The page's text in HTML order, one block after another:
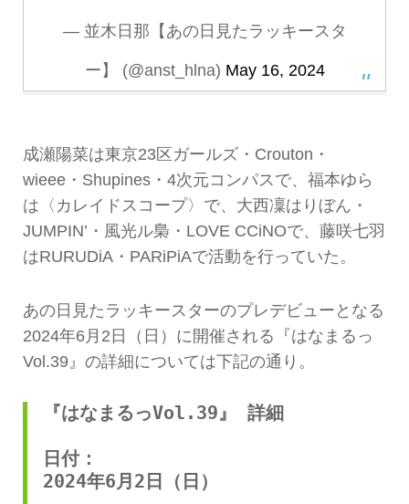
— 並木日那【あの日見たラッキースタ
ー】 (@anst_hlna) May 16, 2024
成瀬陽菜は東京23区ガールズ・Crouton・
wieee・Shupines・4次元コンパスで、福本ゆら
は〈カレイドスコープ〉で、大西凜はりぼん・
JUMPIN’・風光ル梟・LOVE CCiNOで、藤咲七羽
はRURUDiA・PARiPiAで活動を行っていた。
あの日見たラッキースターのプレデビューとなる
2024年6月2日（日）に開催される『はなまるっ
Vol.39』の詳細については下記の通り。
『はなまるっVol.39』 詳細
日付：
2024年6月2日（日）